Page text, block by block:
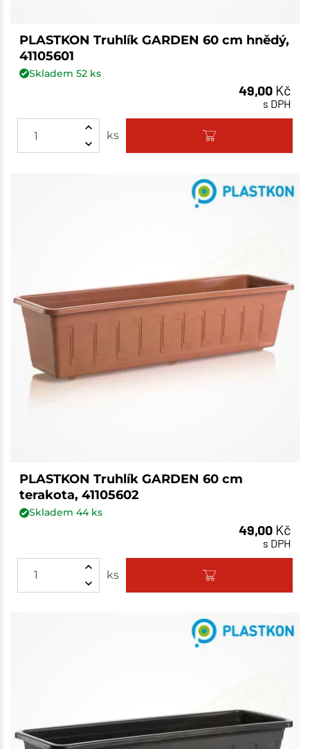
PLASTKON Truhlík GARDEN 60 cm hnědý,
41105601
Skladem 52ks
49,00 Kč
s DPH
ks
PLASTKON Truhlík GARDEN 60 cm
terakota, 41105602
Skladem 44ks
49,00 Kč
s DPH
ks